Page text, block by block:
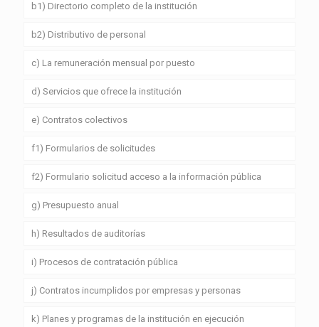
b1) Directorio completo de la institución
b2) Distributivo de personal
c) La remuneración mensual por puesto
d) Servicios que ofrece la institución
e) Contratos colectivos
f1) Formularios de solicitudes
f2) Formulario solicitud acceso a la información pública
g) Presupuesto anual
h) Resultados de auditorías
i) Procesos de contratación pública
j) Contratos incumplidos por empresas y personas
k) Planes y programas de la institución en ejecución